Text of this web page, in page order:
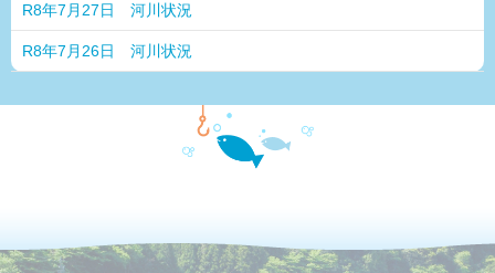
R8年7月27日 河川状況
R8年7月26日 河川状況